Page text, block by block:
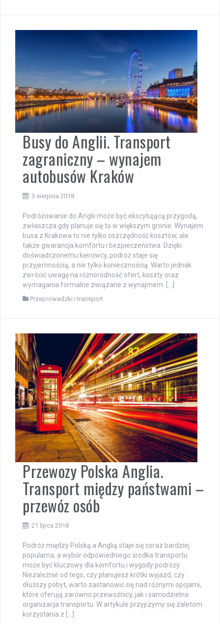
Busy do Anglii. Transport
zagraniczny – wynajem
autobusów Kraków
3 sierpnia 2018
Podróżowanie do Anglii może być ekscytującą przygodą,
zwłaszcza gdy planuje się to w większym gronie. Wynajem
busa z Krakowa to nie tylko oszczędność kosztów, ale
także gwarancja komfortu i bezpieczeństwa. Dzięki
doświadczonemu kierowcy, podróż staje się
przyjemnością, a nie tylko koniecznością. Warto jednak
zwrócić uwagę na różnorodność ofert, koszty oraz
wymagania formalne związane z wynajmem. […]
Przeprowadzki i transport
Przewozy Polska Anglia.
Transport między państwami –
przewóz osób
21 lipca 2018
Podróż między Polską a Anglią staje się coraz bardziej
popularna, a wybór odpowiedniego środka transportu
może być kluczowy dla komfortu i wygody podróży.
Niezależnie od tego, czy planujesz krótki wyjazd, czy
dłuższy pobyt, warto zastanowić się nad różnymi opcjami,
które oferują zarówno przewoźnicy, jak i samodzielna
organizacja transportu. W artykule przyjrzymy się zaletom
korzystania z […]